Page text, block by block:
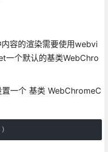
容的渲染需要使用webvi
一个默认的基类WebChro
一个 基类 WebChromeC